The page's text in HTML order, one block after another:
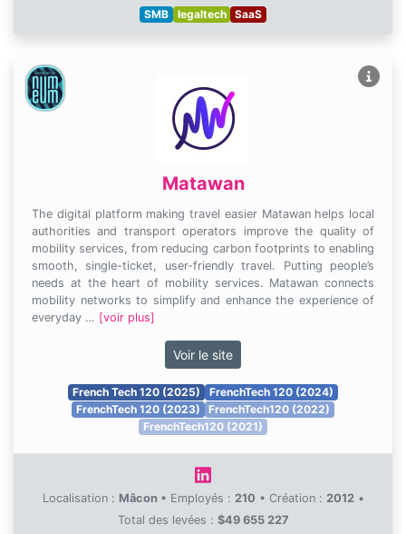
SMB
legaltech SaaS
Matawan
The digital platform making travel easier Matawan helps local
authorities and transport operators improve the quality of
mobility services, from reducing carbon footprints to enabling
smooth, single-ticket, user-friendly travel. Putting people’s
needs at the heart of mobility services. Matawan connects
mobility networks to simplify and enhance the experience of
everyday … [voir plus]
Voir le site
French Tech 120 (2025)
FrenchTech 120 (2024)
FrenchTech 120 (2023)
FrenchTech120 (2022)
FrenchTech120 (2021)
Localisation : Mâcon • Employés : 210 • Création : 2012 •
Total des levées : $49 655 227